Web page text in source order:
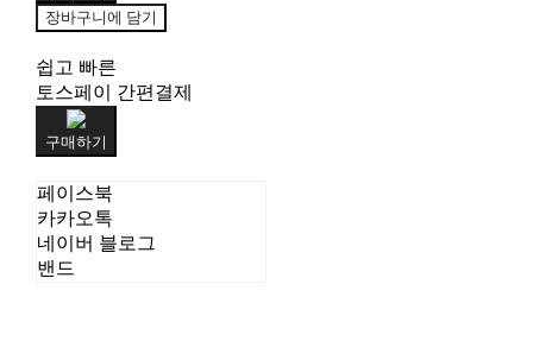
장바구니에 담기
쉽고 빠른
토스페이 간편결제
구매하기
페이스북
카카오톡
네이버 블로그
밴드